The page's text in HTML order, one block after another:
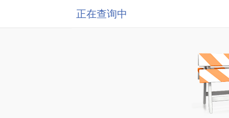
正在查询中